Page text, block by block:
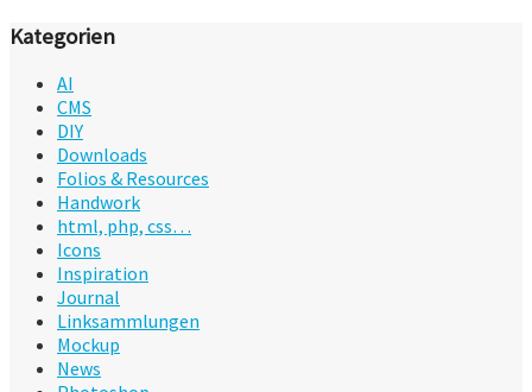
Kategorien
AI
CMS
DIY
Downloads
Folios & Resources
Handwork
html, php, css…
Icons
Inspiration
Journal
Linksammlungen
Mockup
News